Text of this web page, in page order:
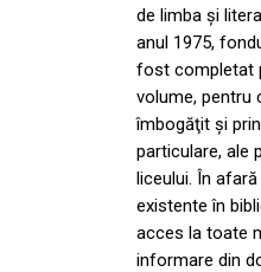
de limba şi
anul 1975,
fost completat
volume, pentru
îmbogăţit şi
particulare, ale
liceului. În
existente în
acces la toate
informare din